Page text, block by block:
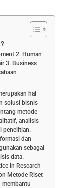
2. Human
3. Business
hal
solusi bisnis
metode
analisis
penelitian.
dan
sebagai
data.
In Research
Metode Riset
membantu